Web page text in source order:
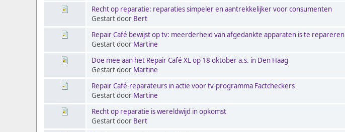
Recht op reparatie: reparaties simpeler en aantrekkelijker voor consumenten
Gestart door Bert
Repair Café bewijst op tv: meerderheid van afgedankte apparaten is te repareren
Gestart door Martine
Doe mee aan het Repair Café XL op 18 oktober a.s. in Den Haag
Gestart door Martine
Repair Café-reparateurs in actie voor tv-programma Factcheckers
Gestart door Martine
Recht op reparatie is wereldwijd in opkomst
Gestart door Bert